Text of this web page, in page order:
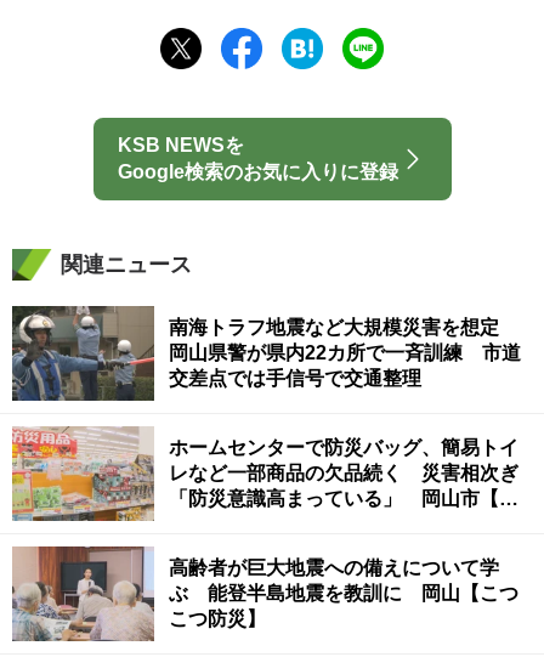
KSB NEWSを
Google検索のお気に入りに登録
関連ニュース
南海トラフ地震など大規模災害を想定
岡山県警が県内22カ所で一斉訓練 市道
交差点では手信号で交通整理
ホームセンターで防災バッグ、簡易トイ
レなど一部商品の欠品続く 災害相次ぎ
「防災意識高まっている」 岡山市【台
高齢者が巨大地震への備えについて学
ぶ 能登半島地震を教訓に 岡山【こつ
こつ防災】